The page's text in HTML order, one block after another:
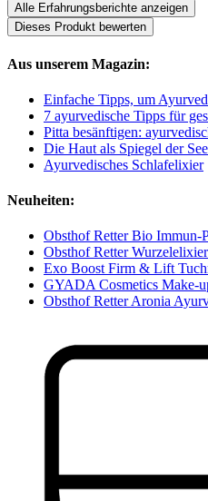
Alle Erfahrungsberichte anzeigen
Dieses Produkt bewerten
Aus unserem Magazin:
Einfache Tipps, um
7 ayurvedische Tipps für
Pitta besänftigen:
Die Haut als Spiegel der
Ayurvedisches Schlafelixier
Neuheiten:
Obsthof Retter Bio Immun-
Obsthof Retter
Exo Boost Firm & Lift
GYADA Cosmetics Make-
Obsthof Retter Aronia